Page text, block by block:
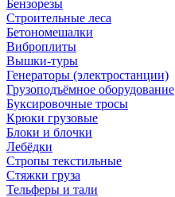
Бензорезы
Строительные леса
Бетономешалки
Виброплиты
Вышки-туры
Генераторы (электростанции)
Грузоподъёмное оборудование
Буксировочные тросы
Крюки грузовые
Блоки и блочки
Лебёдки
Стропы текстильные
Стяжки груза
Тельферы и тали